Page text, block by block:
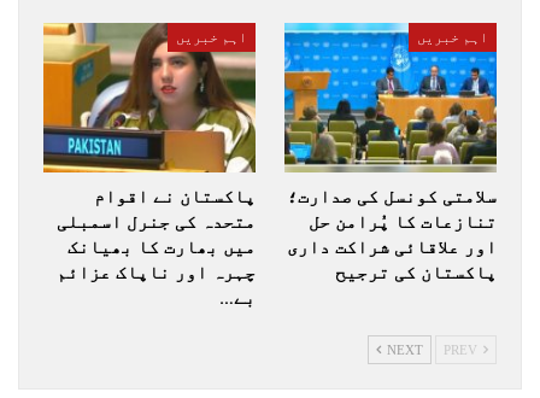
اہم خبریں
سلامتی کونسل کی صدارت؛
تنازعات کا پُرامن حل
اور علاقائی شراکت داری
پاکستان کی ترجیح
اہم خبریں
پاکستان نے اقوام
متحدہ کی جنرل اسمبلی
میں بھارت کا بھیانک
چہرہ اور ناپاک عزائم
بے…
NEXT